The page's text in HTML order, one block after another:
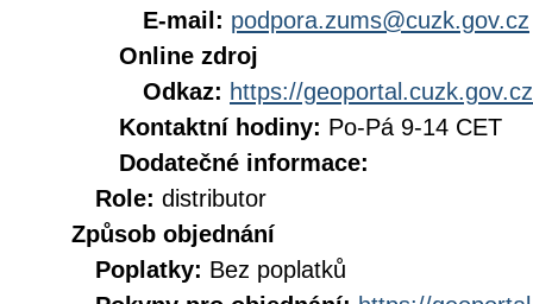
E-mail: podpora.zums@cuzk.gov.cz
Online zdroj
Odkaz: https://geoportal.cuzk.gov.cz
Kontaktní hodiny: Po-Pá 9-14 CET
Dodatečné informace:
Role: distributor
Způsob objednání
Poplatky: Bez poplatků